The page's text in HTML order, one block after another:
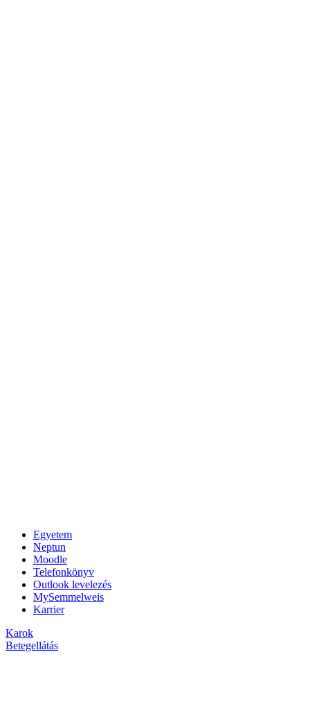
Egyetem
Neptun
Moodle
Telefonkönyv
Outlook levelezés
MySemmelweis
Karrier
Karok
Betegellátás